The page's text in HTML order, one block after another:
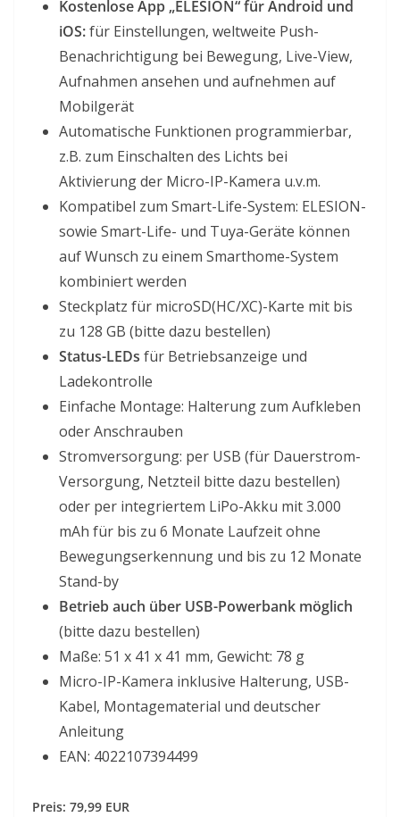
Kostenlose App „ELESION“ für Android und
iOS:für Einstellungen, weltweite Push-
Benachrichtigung bei Bewegung, Live-View,
Aufnahmen ansehen und aufnehmen auf
Mobilgerät
Automatische Funktionen programmierbar,
z.B. zum Einschalten des Lichts bei
Aktivierung der Micro-IP-Kamera u.v.m.
Kompatibel zum Smart-Life-System: ELESION-
sowie Smart-Life- und Tuya-Geräte können
auf Wunsch zu einem Smarthome-System
kombiniert werden
Steckplatz für microSD(HC/XC)-Karte mit bis
zu 128 GB (bitte dazu bestellen)
Status-LEDs für Betriebsanzeige und
Ladekontrolle
Einfache Montage: Halterung zum Aufkleben
oder Anschrauben
Stromversorgung: per USB (für Dauerstrom-
Versorgung, Netzteil bitte dazu bestellen)
oder per integriertem LiPo-Akku mit 3.000
mAh für bis zu 6 Monate Laufzeit ohne
Bewegungserkennung und bis zu 12 Monate
Stand-by
Betrieb auch über USB-Powerbank möglich
(bitte dazu bestellen)
Maße: 51 x 41 x 41 mm, Gewicht: 78 g
Micro-IP-Kamera inklusive Halterung, USB-
Kabel, Montagematerial und deutscher
Anleitung
EAN: 4022107394499
Preis: 79,99 EUR